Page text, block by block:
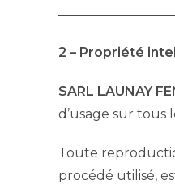
2 – Propriété
SARL LAUNAY
d’usage sur tous
Toute
procédé utilisé,